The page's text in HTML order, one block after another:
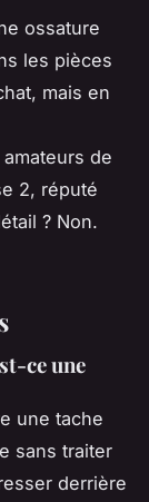
ossature
les pièces
mais en
de
2, réputé
? Non.
ce une
une tache
sans traiter
derrière